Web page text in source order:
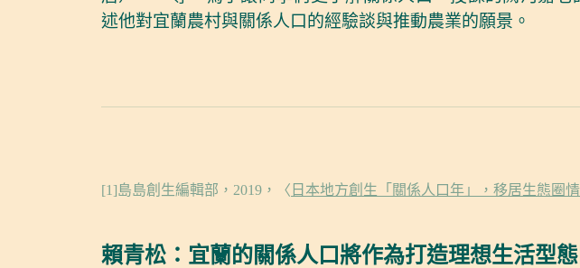
述他對宜蘭農村與關係人口的經驗談與推動農業的願景。
[1]島島創生編輯部，2019，〈 日本地方創生「關係人口年」，移居生態圈情
賴青松：宜蘭的關係人口將作為打造理想生活型